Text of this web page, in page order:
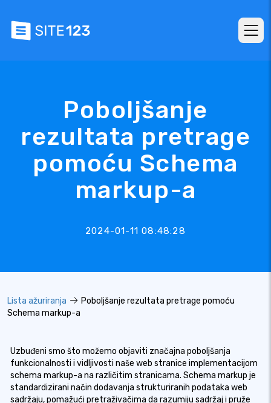
Poboljšanje
rezultata pretrage
pomoću Schema
markup-a
2024-01-11 08:48:28
Lista ažuriranja
Poboljšanje rezultata pretrage pomoću
Schema markup-a
Uzbuđeni smo što možemo objaviti značajna poboljšanja
funkcionalnosti i vidljivosti naše web stranice implementacijom
schema markup-a na različitim stranicama. Schema markup je
standardizirani način dodavanja strukturiranih podataka web
sadržaju, pomažući pretraživačima da razumiju sadržaj i pruže